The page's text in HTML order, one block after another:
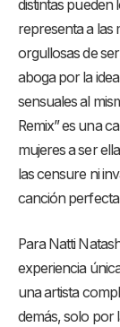
distintas pueden
representa a las
orgullosas de
aboga por la
sensuales al
Remix” es una
mujeres a ser
las censure ni
canción
Para Natti
experiencia
una artista
demás, solo por